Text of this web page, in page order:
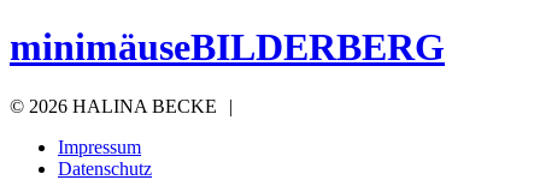
minimäuseBILDERBERG
© 2026 HALINA BECKE
|
Impressum
Datenschutz